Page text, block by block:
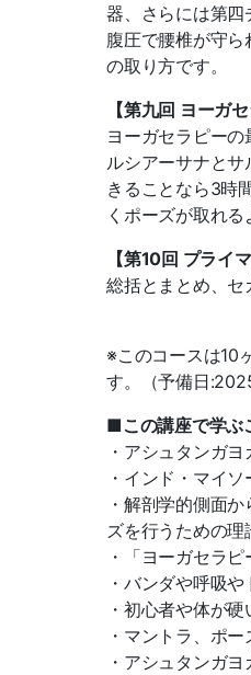
器、さらには第四
腹圧で腰椎が守
の取り方です。
【第九回 ヨーガ
ヨーガセラピー
ルシアーサナと
きることなら3時
くポーズが取れる
【第10回 プライ
総括とまとめ、セ
※このコースは10
す。
（予備日
■この講座で学ぶ
・アシュタンガ
・インド・マイ
・解剖学的側面
ズを行うための理
・「ヨーガセラ
・バンダや呼吸
・初心者や体が
・マントラ、ポ
・アシュタンガ